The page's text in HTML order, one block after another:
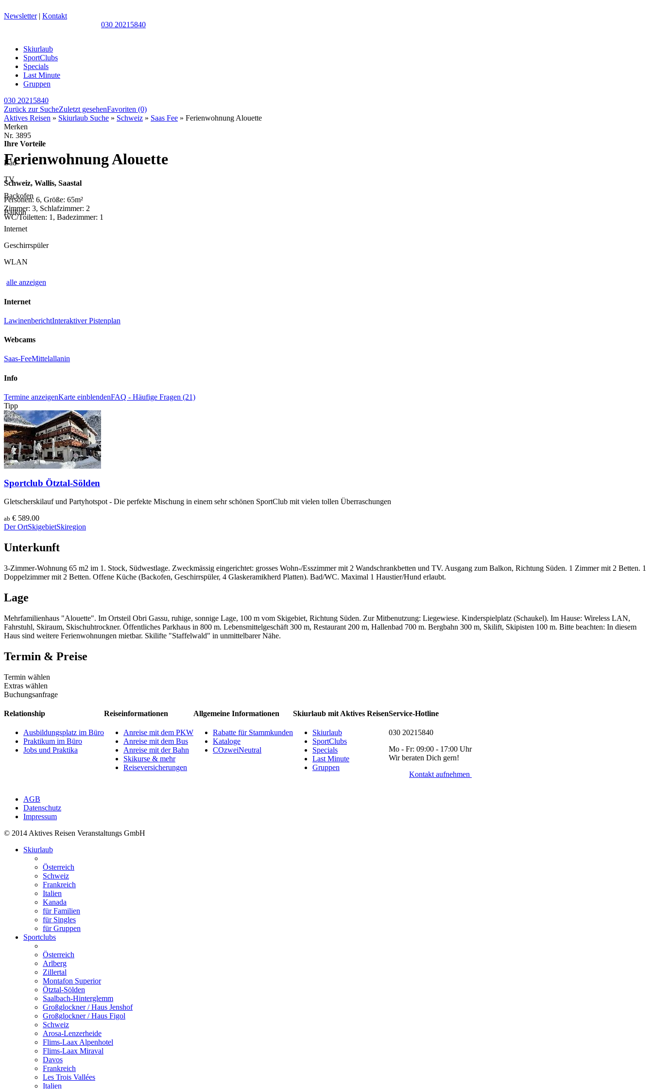
Newsletter| Kontakt
030 20215840
Skiurlaub
SportClubs
Specials
Last Minute
Gruppen
030 20215840
Zurück zur SucheZuletzt gesehenFavoriten (0)
Aktives Reisen » Skiurlaub Suche » Schweiz » Saas Fee » Ferienwohnung Alouette
Merken
Nr. 3895
Ferienwohnung Alouette
Schweiz, Wallis, Saastal
Personen: 6, Größe: 65m²
Zimmer: 3, Schlafzimmer: 2
WC/Toiletten: 1, Badezimmer: 1
Ihre Vorteile
Bad
TV
Backofen
Balkon
Internet
Geschirrspüler
WLAN
alle anzeigen
Internet
LawinenberichtInteraktiver Pistenplan
Webcams
Saas-FeeMittelallanin
Info
Termine anzeigenKarte einblendenFAQ - Häufige Fragen (21)
Tipp
Sportclub Ötztal-Sölden
Gletscherskilauf und Partyhotspot - Die perfekte Mischung in einem sehr schönen SportClub mit vielen tollen Überraschungen
ab € 589.00
Der OrtSkigebietSkiregion
Unterkunft
3-Zimmer-Wohnung 65 m2 im 1. Stock, Südwestlage. Zweckmässig eingerichtet: grosses Wohn-/Esszimmer mit 2 Wandschrankbetten und TV. Ausgang zum Balkon, Richtung Süden. 1 Zimmer mit 2 Betten. 1
Doppelzimmer mit 2 Betten. Offene Küche (Backofen, Geschirrspüler, 4 Glaskeramikherd Platten). Bad/WC. Maximal 1 Haustier/Hund erlaubt.
Lage
Mehrfamilienhaus "Alouette". Im Ortsteil Obri Gassu, ruhige, sonnige Lage, 100 m vom Skigebiet, Richtung Süden. Zur Mitbenutzung: Liegewiese. Kinderspielplatz (Schaukel). Im Hause: Wireless LAN,
Fahrstuhl, Skiraum, Skischuhtrockner. Öffentliches Parkhaus in 800 m. Lebensmittelgeschäft 300 m, Restaurant 200 m, Hallenbad 700 m. Bergbahn 300 m, Skilift, Skipisten 100 m. Bitte beachten: In diesem
Haus sind weitere Ferienwohnungen mietbar. Skilifte "Staffelwald" in unmittelbarer Nähe.
Termin & Preise
Termin wählen
Extras wählen
Buchungsanfrage
Relationship
Ausbildungsplatz im Büro
Praktikum im Büro
Jobs und Praktika
Reiseinformationen
Anreise mit dem PKW
Anreise mit dem Bus
Anreise mit der Bahn
Skikurse & mehr
Reiseversicherungen
Allgemeine Informationen
Rabatte für Stammkunden
Kataloge
COzweiNeutral
Skiurlaub mit Aktives Reisen
Skiurlaub
SportClubs
Specials
Last Minute
Gruppen
Service-Hotline
030 20215840
Mo - Fr: 09:00 - 17:00 Uhr
Wir beraten Dich gern!
Kontakt aufnehmen
AGB
Datenschutz
Impressum
© 2014 Aktives Reisen Veranstaltungs GmbH
Skiurlaub
Österreich
Schweiz
Frankreich
Italien
Kanada
für Familien
für Singles
für Gruppen
Sportclubs
Österreich
Arlberg
Zillertal
Montafon Superior
Ötztal-Sölden
Saalbach-Hinterglemm
Großglockner / Haus Jenshof
Großglockner / Haus Figol
Schweiz
Arosa-Lenzerheide
Flims-Laax Alpenhotel
Flims-Laax Miraval
Davos
Frankreich
Les Trois Vallées
Italien